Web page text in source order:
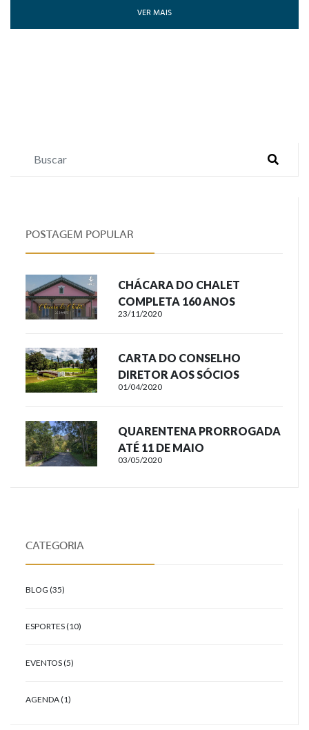
VER MAIS
POSTAGEM POPULAR
CHÁCARA DO CHALET
COMPLETA 160 ANOS
23/11/2020
CARTA DO CONSELHO
DIRETOR AOS SÓCIOS
01/04/2020
QUARENTENA PRORROGADA
ATÉ 11 DE MAIO
03/05/2020
CATEGORIA
BLOG (35)
ESPORTES (10)
EVENTOS (5)
AGENDA (1)